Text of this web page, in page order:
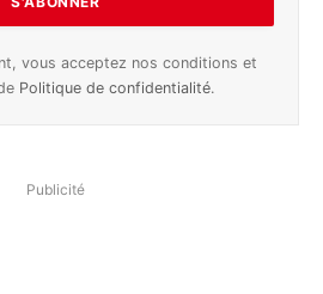
vous acceptez nos conditions et
Politique de confidentialité.
Publicité